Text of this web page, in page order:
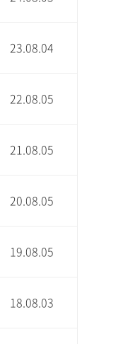
23.08.04
22.08.05
21.08.05
20.08.05
19.08.05
18.08.03